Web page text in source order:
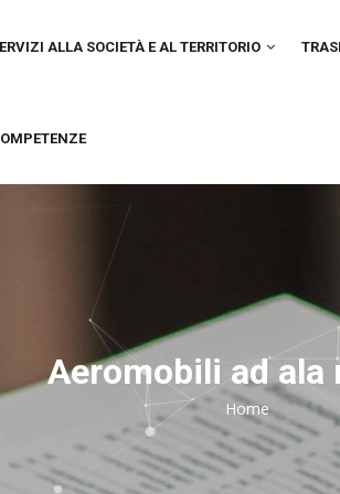
ALLA SOCIETÀ E AL TERRITORIO
Aeromobili ad ala
Home